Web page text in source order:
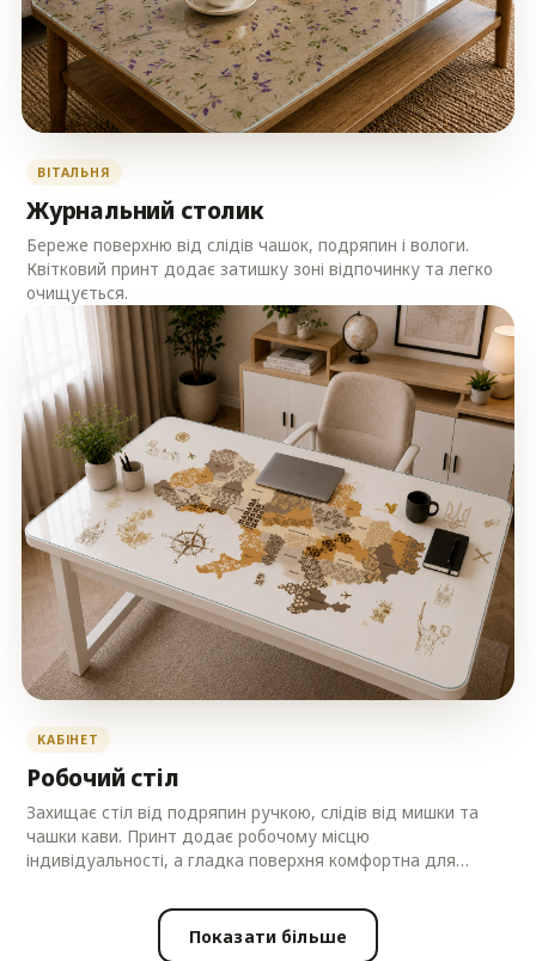
ВІТАЛЬНЯ
Журнальний столик
Береже поверхню від слідів чашок, подряпин і вологи.
Квітковий принт додає затишку зоні відпочинку та легко
очищується.
КАБІНЕТ
Робочий стіл
Захищає стіл від подряпин ручкою, слідів від мишки та
чашки кави. Принт додає робочому місцю
індивідуальності, а гладка поверхня комфортна для
Показати більше